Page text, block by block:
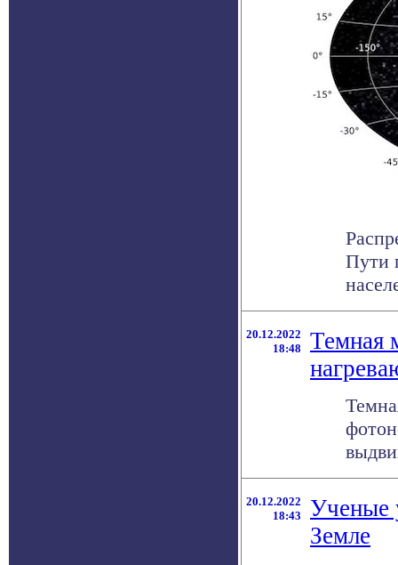
Пути
20.12.2022
18:48
Темная
20.12.2022
18:43
Ученые
Земле